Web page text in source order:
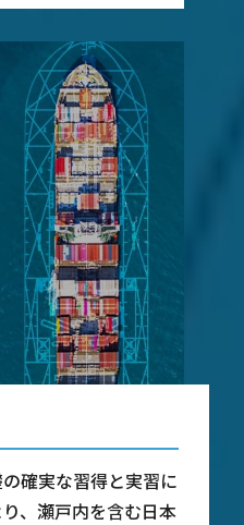
確実な習得と実習に
、瀬戸内を含む日本